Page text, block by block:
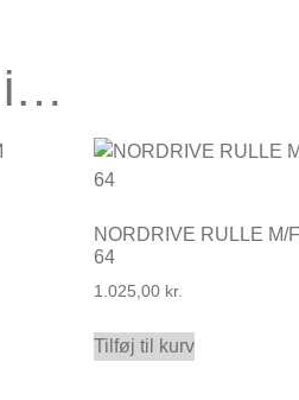
i…
NORDRIVE RULLE
64
1.025,00 kr.
Tilføj til kurv